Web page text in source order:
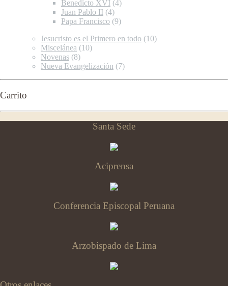
Benedicto XVI (4)
Juan Pablo II (4)
Papa Francisco (9)
Jesucristo es el Primero en todo (10)
Miscelánea (10)
Novenas (8)
Nueva Evangelización (7)
Carrito
Santa Sede
Aciprensa
Conferencia Episcopal Peruana
Arzobispado de Lima